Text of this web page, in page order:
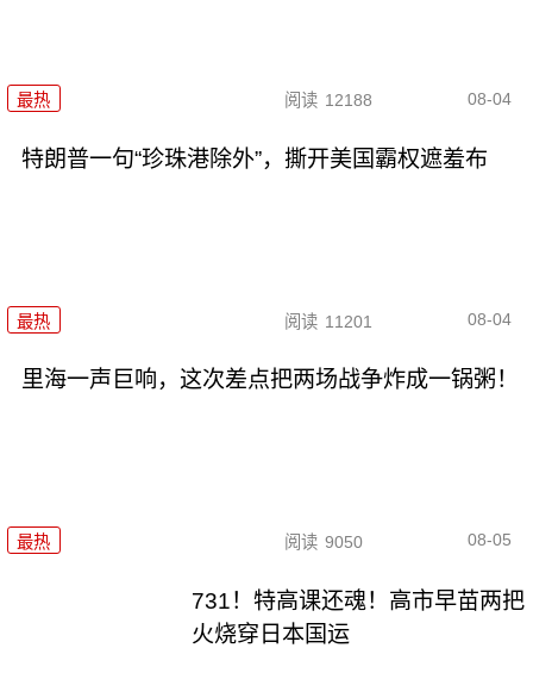
最热 阅读 12188 08-04
特朗普一句“珍珠港除外”，撕开美国霸权遮羞布
最热 阅读 11201 08-04
里海一声巨响，这次差点把两场战争炸成一锅粥！
最热 阅读 9050 08-05
731！特高课还魂！高市早苗两把
火烧穿日本国运